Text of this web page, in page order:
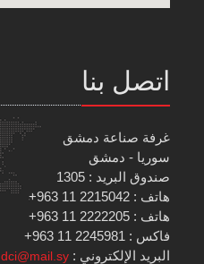
اتصل بنا
غرفة صناعة دمشق
سوريا - دمشق
صندوق البريد : 1305
هاتف : 2215042 11 963+
هاتف : 2222205 11 963+
فاكس : 2245981 11 963+
البريد الإلكتروني :dci@mail.sy